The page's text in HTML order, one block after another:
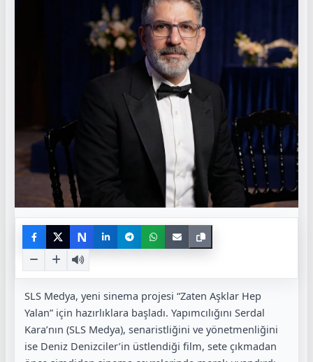
N
SLS Medya, yeni sinema projesi “Zaten Aşklar Hep
Yalan” için hazırlıklara başladı. Yapımcılığını Serdal
Kara’nın (SLS Medya), senaristliğini ve yönetmenliğini
ise Deniz Denizciler’in üstlendiği film, sete çıkmadan